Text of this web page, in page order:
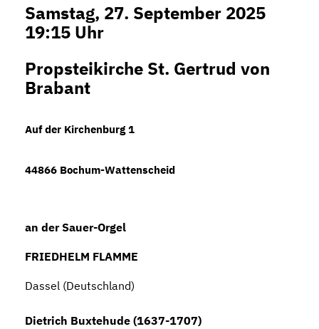
Samstag, 27. September 2025
19:15 Uhr
Propsteikirche St. Gertrud von
Brabant
Auf der Kirchenburg 1
44866 Bochum-Wattenscheid
an der Sauer-Orgel
FRIEDHELM FLAMME
Dassel (Deutschland)
Dietrich Buxtehude (1637-1707)